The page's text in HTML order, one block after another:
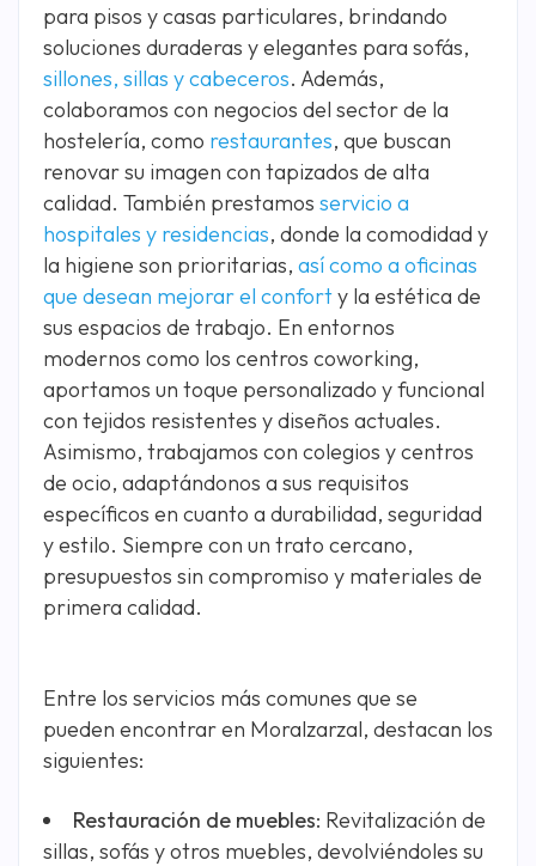
para pisos y casas particulares, brindando
soluciones duraderas y elegantes para sofás,
sillones, sillas y cabeceros. Además,
colaboramos con negocios del sector de la
hostelería, como restaurantes, que buscan
renovar su imagen con tapizados de alta
calidad. También prestamos servicio a
hospitales y residencias, donde la comodidad y
la higiene son prioritarias, así como a oficinas
que desean mejorar el conforty la estética de
sus espacios de trabajo. En entornos
modernos como los centros coworking,
aportamos un toque personalizado y funcional
con tejidos resistentes y diseños actuales.
Asimismo, trabajamos con colegios y centros
de ocio, adaptándonos a sus requisitos
específicos en cuanto a durabilidad, seguridad
y estilo. Siempre con un trato cercano,
presupuestos sin compromiso y materiales de
primera calidad.
Entre los servicios más comunes que se
pueden encontrar en Moralzarzal, destacan los
siguientes:
Restauración de muebles: Revitalización de
sillas, sofás y otros muebles, devolviéndoles su